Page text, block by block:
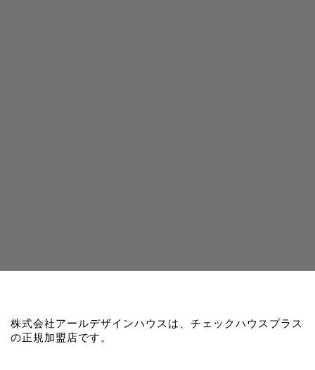
株式会社アールデザインハウスは、チェックハウスプラス
の正規加盟店です。